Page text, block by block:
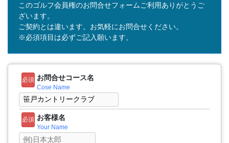
このゴルフ会員権のお問合せフォームご利用ありがとうご
ざいます。
ご契約とは違います。お気軽にお問合せください。
※必須項目は必ずご記入願います。
必須 お問合せコース名
Cose Name
必須 お客様名
Your Name